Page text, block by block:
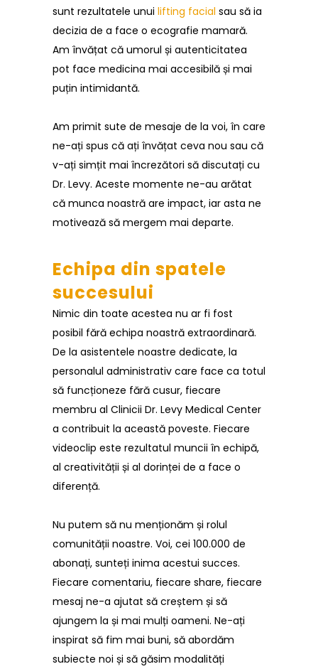
sunt rezultatele unui lifting facial sau să ia
decizia de a face o ecografie mamară.
Am învățat că umorul și autenticitatea
pot face medicina mai accesibilă și mai
puțin intimidantă.
Am primit sute de mesaje de la voi, în care
ne-ați spus că ați învățat ceva nou sau că
v-ați simțit mai încrezători să discutați cu
Dr. Levy. Aceste momente ne-au arătat
că munca noastră are impact, iar asta ne
motivează să mergem mai departe.
Echipa din spatele
succesului
Nimic din toate acestea nu ar fi fost
posibil fără echipa noastră extraordinară.
De la asistentele noastre dedicate, la
personalul administrativ care face ca totul
să funcționeze fără cusur, fiecare
membru al Clinicii Dr. Levy Medical Center
a contribuit la această poveste. Fiecare
videoclip este rezultatul muncii în echipă,
al creativității și al dorinței de a face o
diferență.
Nu putem să nu menționăm și rolul
comunității noastre. Voi, cei 100.000 de
abonați, sunteți inima acestui succes.
Fiecare comentariu, fiecare share, fiecare
mesaj ne-a ajutat să creștem și să
ajungem la și mai mulți oameni. Ne-ați
inspirat să fim mai buni, să abordăm
subiecte noi și să găsim modalități